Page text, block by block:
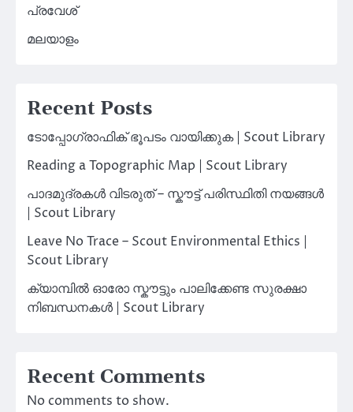
പ്രവേശ്
മലയാളം
Recent Posts
ടോപ്പോഗ്രാഫിക് ഭൂപടം വായിക്കുക | Scout Library
Reading a Topographic Map | Scout Library
പാദമുദ്രകൾ വിടരുത് – സ്കൗട്ട് പരിസ്ഥിതി നയങ്ങൾ
| Scout Library
Leave No Trace – Scout Environmental Ethics |
Scout Library
ക്യാമ്പിൽ ഓരോ സ്കൗട്ടും പാലിക്കേണ്ട സുരക്ഷാ
നിബന്ധനകൾ | Scout Library
Recent Comments
No comments to show.